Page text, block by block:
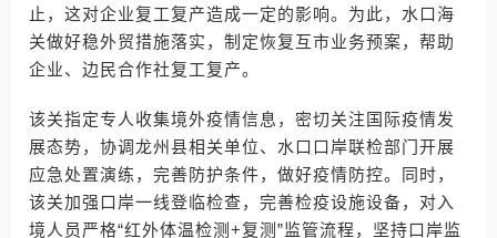
止，这对企业复工复产造成一定的影响。为此，水口海
关做好稳外贸措施落实，制定恢复互市业务预案，帮助
企业、边民合作社复工复产。
该关指定专人收集境外疫情信息，密切关注国际疫情发
展态势，协调龙州县相关单位、水口口岸联检部门开展
应急处置演练，完善防护条件，做好疫情防控。同时，
该关加强口岸一线登临检查，完善检疫设施设备，对入
境人员严格“红外体温检测+复测”监管流程，坚持口岸监